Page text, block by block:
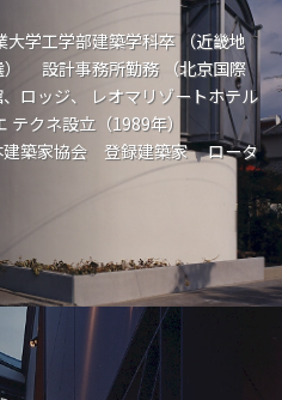
学工学部建築学科卒 （近畿地
） 設計事務所勤務 （北京国際
ロッジ、 レオマリゾートホテル
クネ設立（1989年）
建築家協会 登録建築家 ロータ